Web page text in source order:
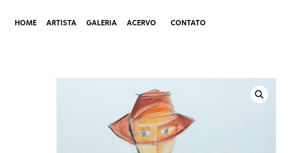
HOME ARTISTA GALERIA ACERVO CONTATO